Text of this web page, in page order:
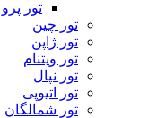
تور پرو
تور چین
تور ژاپن
تور ویتنام
تور نپال
تور اتیوپی
تور شمالگان